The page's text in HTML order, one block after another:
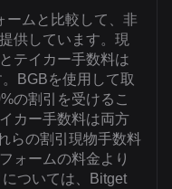
ームと比較して、非
供しています。現
テイカー手数料は
BGBを使用して取
の割引を受けるこ
カー手数料は両方
らの割引現物手数料
ォームの料金より
ついては、Bitget